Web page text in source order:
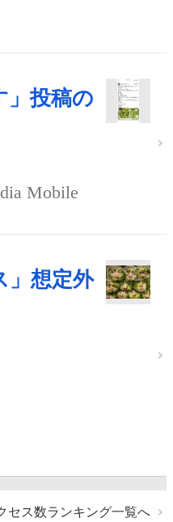
」投稿の
Mobile
」想定外
セス数ランキング一覧へ